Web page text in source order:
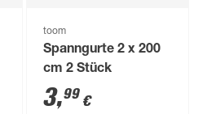
toom
Spanngurte 2 x 200
cm 2 Stück
3,99 €